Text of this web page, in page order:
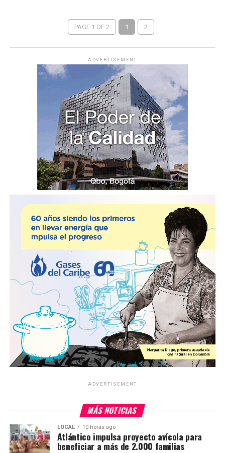
PAGE 1 OF 2 1 2
ADVERTISEMENT
ADVERTISEMENT
MÁS NOTICIAS
LOCAL 10 horas ago
Atlántico impulsa proyecto avícola para
beneficiar a más de 2.000 familias